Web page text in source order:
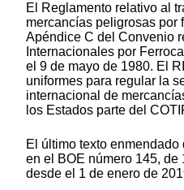
El Reglamento relativo al
mercancías peligrosas por
Apéndice C del Convenio
Internacionales por
el 9 de mayo de 1980. El
uniformes para regular la
internacional de
los Estados parte del
El último texto
en el BOE número 145,
desde el 1 de enero de